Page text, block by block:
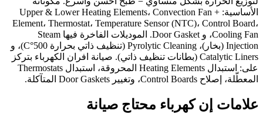
الأساسية: Upper & Lower Heating Elements، Convection Fan +
Element، Thermostat، Temperature Sensor (NTC)، Control Board،
Cooling Fan، و Door Gasket. الموديلات الفاخرة فيها Steam
Injection (بخار)، Pyrolytic Cleaning (تنظيف ذاتي بحرارة 500°C)، و
Catalytic Liners (بطانات تنظيف ذاتي). صيانة افران الكهرباء بتركز
على: استبدال Heating Elements المحروقة، استبدال Thermostats
المعطّلة، إصلاح Control Boards، وتغيير Door Gaskets المتآكلة.
علامات إن كهرباء محتاج صيانة